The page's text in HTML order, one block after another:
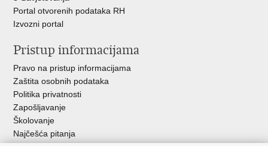
Portal otvorenih podataka RH
Izvozni portal
Pristup informacijama
Pravo na pristup informacijama
Zaštita osobnih podataka
Politika privatnosti
Zapošljavanje
Školovanje
Najčešća pitanja